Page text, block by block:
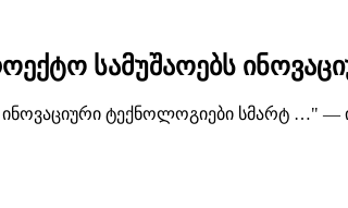
სამუშაოებს
ტექნოლოგიები სმარტ …" —